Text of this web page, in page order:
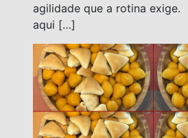
agilidade que a rotina exige.
aqui […]